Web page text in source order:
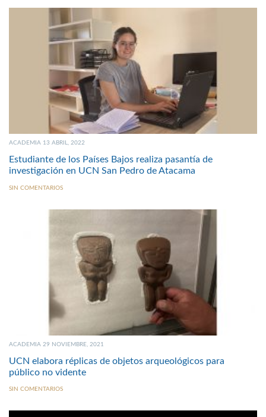
ACADEMIA 13 ABRIL, 2022
Estudiante de los Países Bajos realiza pasantía de
investigación en UCN San Pedro de Atacama
SIN COMENTARIOS
ACADEMIA 29 NOVIEMBRE, 2021
UCN elabora réplicas de objetos arqueológicos para
público no vidente
SIN COMENTARIOS